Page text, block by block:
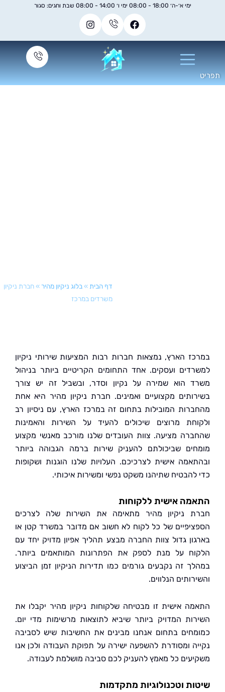
»בלוג ניקיון מהיר »חברת ניקיון
משרדים במרכז
הארץ, נמצאות חברות רבות המציעות שירותי ניקיון
ועסקים. אחד התחומים הקריטיים ביותר בניהול
הוא שמירה על נקיון וסדר, ובשביל זה יש צורך
מקצועיים ואמינים. חברת ניקיון מהיר היא אחת
המובילות בתחום זה במרכז הארץ, עם ניסיון רב
מרוצים שיכולים להעיד על השירות והאמינות
מציעה. צוות העובדים שלנו מורכב מאנשי מקצוע
שביכולתם להעניק שירות ברמה הגבוהה ביותר
אישית לצרכיכם. העלויות שלנו הוגנות ושקופות
שתיהנו משקט נפשי ומשירות איכותי.
אישית ללקוחות
ניקיון מהיר מתאימה את השירות שלה לצרכים
של כל לקוח לא חשוב אם מדובר במשרד קטן או
גדול צוות החברה מבצע תהליך אפיון מדויק יחד עם
על מנת לספק את הפתרונות המותאמים ביותר.
זה נקבעים גורמים כמו תדירות הניקיון זמן הביצוע
הנלווים.
אישית זו מבטיחה שלקוחות ניקיון מהיר יקבלו את
המדויק ביותר שיביא לתוצאות מרשימות מדי יום.
בתחום אנחנו מבינים את החשיבות שיש לסביבה
ומסודרת להשפעה ישירה על תפוקת העבודה ולכן אנו
כל מאמץ להעניק לכם סביבה מושלמת לעבודה.
וטכנולוגיות מתקדמות